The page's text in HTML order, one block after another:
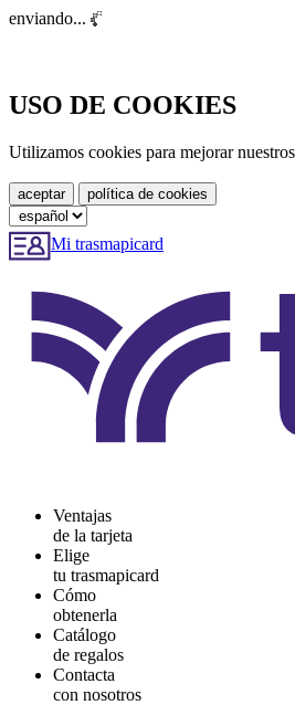
enviando...
USO DE COOKIES
Utilizamos cookies para mejorar
Mi trasmapicard
Ventajas
de la tarjeta
Elige
tu trasmapicard
Cómo
obtenerla
Catálogo
de regalos
Contacta
con nosotros